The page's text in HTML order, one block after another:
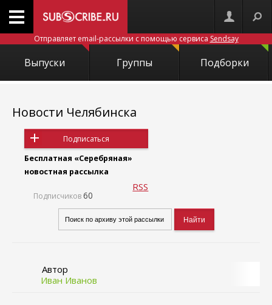
Отправляет email-рассылки с помощью сервиса Sendsay
Выпуски Группы Подборки
Новости Челябинска
Подписаться
Бесплатная «Серебряная»
новостная рассылка
Подписчиков60
RSS
Автор
Иван Иванов